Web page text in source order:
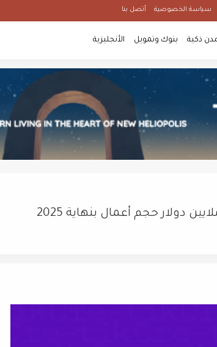
سياسة الخصوصية أتصل بنا
ذكية بنوك وتمويل الأنجليزية